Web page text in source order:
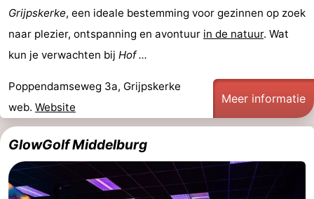
Grijpskerke, een ideale bestemming voor gezinnen op zoek
naar plezier, ontspanning en avontuur in de natuur. Wat
kun je verwachten bij Hof ...
Poppendamseweg 3a, Grijpskerke
web. Website
Meer informatie
GlowGolf Middelburg